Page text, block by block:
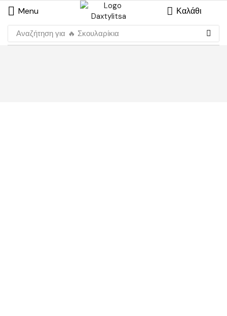
Menu Καλάθι
Αναζήτηση για 🔥 Σκουλαρίκια